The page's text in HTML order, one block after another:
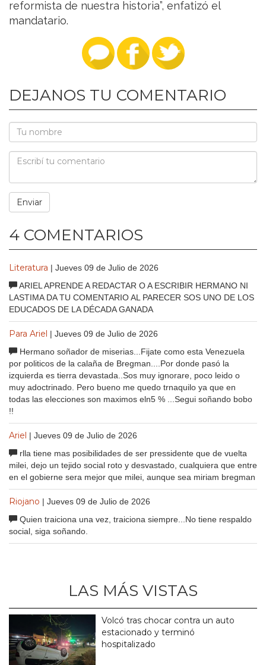
reformista de nuestra historia”, enfatizó el
mandatario.
DEJANOS TU COMENTARIO
4 COMENTARIOS
Literatura | Jueves 09 de Julio de 2026
ARIEL APRENDE A REDACTAR O A ESCRIBIR HERMANO NI
LASTIMA DA TU COMENTARIO AL PARECER SOS UNO DE LOS
EDUCADOS DE LA DÉCADA GANADA
Para Ariel | Jueves 09 de Julio de 2026
Hermano soñador de miserias...Fijate como esta Venezuela
por politicos de la calaña de Bregman....Por donde pasó la
izquierda es tierra devastada..Sos muy ignorare, poco leido o
muy adoctrinado. Pero bueno me quedo trnaquilo ya que en
todas las elecciones son maximos eln5 % ...Segui soñando bobo
!!
Ariel | Jueves 09 de Julio de 2026
rlla tiene mas posibilidades de ser pressidente que de vuelta
milei, dejo un tejido social roto y desvastado, cualquiera que entre
en el gobierne sera mejor que milei, aunque sea miriam bregman
Riojano | Jueves 09 de Julio de 2026
Quien traiciona una vez, traiciona siempre...No tiene respaldo
social, siga soñando.
LAS MÁS VISTAS
Volcó tras chocar contra un auto
estacionado y terminó
hospitalizado